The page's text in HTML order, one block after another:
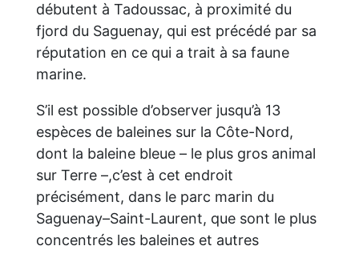
débutent à Tadoussac, à proximité du
fjord du Saguenay, qui est précédé par sa
réputation en ce qui a trait à sa faune
marine.
S’il est possible d’observer jusqu’à 13
espèces de baleines sur la Côte-Nord,
dont la baleine bleue – le plus gros animal
sur Terre –,c’est à cet endroit
précisément, dans le parc marin du
Saguenay–Saint-Laurent, que sont le plus
concentrés les baleines et autres